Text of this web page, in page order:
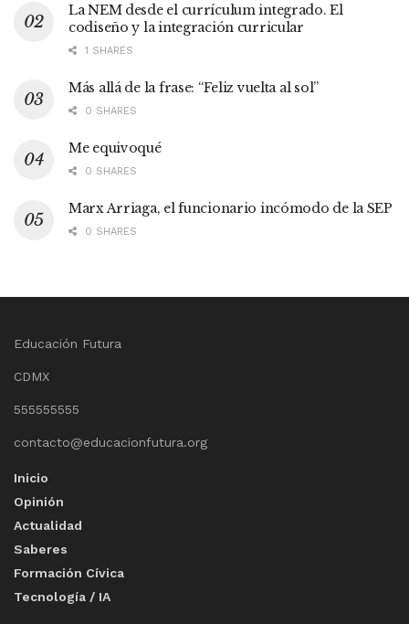
La NEM desde el currículum integrado. El
codiseño y la integración curricular
1 SHARES
Más allá de la frase: “Feliz vuelta al sol”
0 SHARES
Me equivoqué
0 SHARES
Marx Arriaga, el funcionario incómodo de la SEP
0 SHARES
Educación Futura
CDMX
555555555
contacto@educacionfutura.org
Inicio
Opinión
Actualidad
Saberes
Formación Cívica
Tecnología / IA